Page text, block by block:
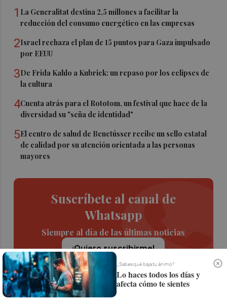
1 La Generalitat destina 2,5 millones a facilitar la
reducción del consumo energético en las empresas
2Israel rechaza el plan de 15 puntos para Gaza impulsado
por EEUU
3De Frida Kahlo a Kubrick: un repaso por los eclipses de
la cultura
4Cuenta atrás para el Rototom, un festival que hace de la
diversidad su "seña de identidad"
5El centro de salud de Benetússer recibe un sello estatal
de calidad por su atención orientada a las personas
mayores
Suscríbete al canal de
Whatsapp
Siempre al día de las últimas noticias
¡Quiero suscribirme!
¿Sabes qué baja tu ánimo?
Lo haces todos los días y
afecta cómo te sientes